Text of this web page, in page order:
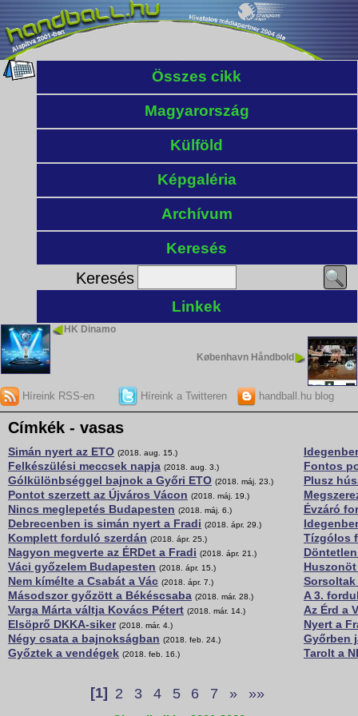
Összes cikk
Magyarország
Külföld
Képgaléria
Archívum
Keresés
Keresés
Linkek
HK Dinamo
København Håndbold
Híreink RSS-en Híreink a Twitteren handball.hu blog
Címkék - vasas
Simán nyert az ETO (2018. aug. 15.)
Felkészülési meccsek napja (2018. aug. 3.)
Gólkülönbséggel bajnok a Győri ETO (2018. máj. 23.)
Pontot szerzett az Újváros Vácon (2018. máj. 19.)
Nincs meglepetés Budapesten (2018. máj. 6.)
Debrecenben is simán nyert a Fradi (2018. ápr. 29.)
Komplett forduló szerdán (2018. ápr. 25.)
Nagyon megverte az ÉRDet a Fradi (2018. ápr. 21.)
Váci győzelem Budapesten (2018. ápr. 15.)
Nem kímélte a Csabát a Vác (2018. ápr. 7.)
Másodszor győzött a Békéscsaba (2018. már. 28.)
Varga Márta váltja Kovács Pétert (2018. már. 14.)
Elsöprő DKKA-siker (2018. már. 4.)
Négy csata a bajnokságban (2018. feb. 24.)
Győztek a vendégek (2018. feb. 16.)
Fontos
Plusz
Évzáró
Tízgólos
Sorsoltak
A 3.
Az Érd a
Nyert a
Győrben
Tarolt a
[1] 2 3 4 5 6 7 » »»